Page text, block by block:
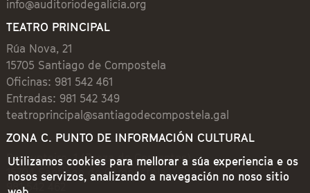
info@auditoriodegalicia.org
TEATRO PRINCIPAL
Rúa Nova, 21
15705 Santiago de Compostela
Oficinas: 981 542 461
Entradas: 981 542 349
teatroprincipal@santiagodecompostela.gal
ZONA C. PUNTO DE INFORMACIÓN CULTURAL
Preguntoiro, 1 (Praza de Cervantes)
15704 Santiago de Compostela
981 542 462
Utilizamos cookies para mellorar a súa experiencia e os
nosos servizos, analizando a navegación no noso sitio